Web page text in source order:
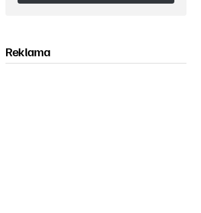
Obserwuj nas na Instagramie
Reklama